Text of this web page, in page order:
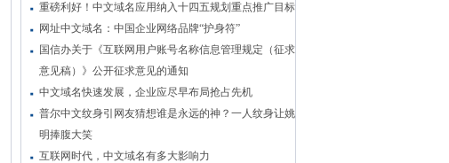
重磅利好！中文域名应用纳入十四五规划重点推广目标
网址中文域名：中国企业网络品牌“护身符”
国信办关于《互联网用户账号名称信息管理规定（征求
意见稿）》公开征求意见的通知
中文域名快速发展，企业应尽早布局抢占先机
普尔中文纹身引网友猜想谁是永远的神？一人纹身让姚
明捧腹大笑
互联网时代，中文域名有多大影响力